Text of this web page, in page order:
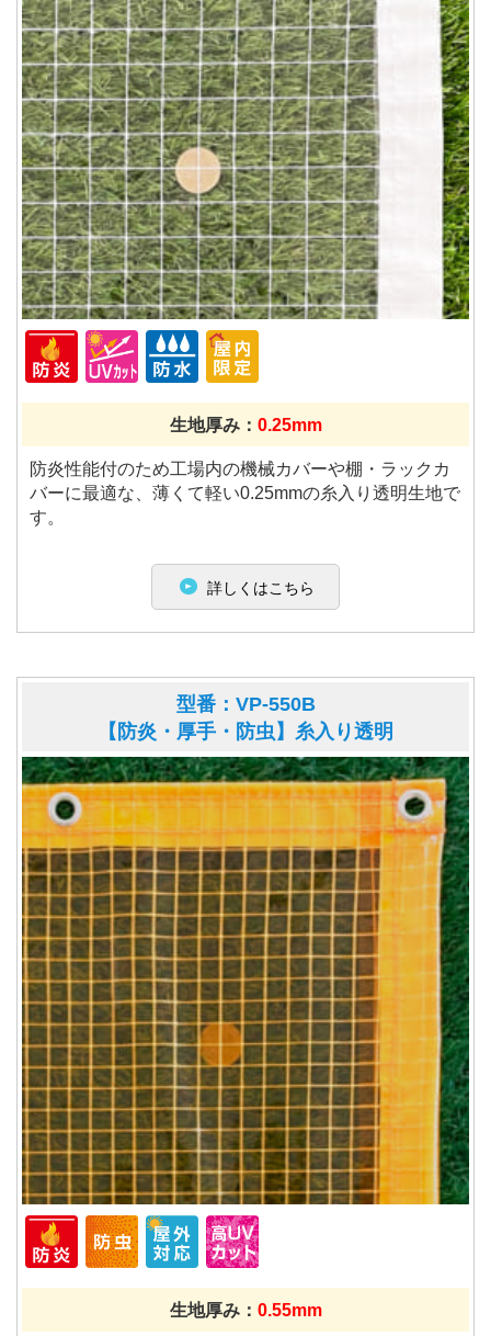
生地厚み： 0.25mm
防炎性能付のため工場内の機械カバーや棚・ラックカ
バーに最適な、薄くて軽い0.25mmの糸入り透明生地で
す。
詳しくはこちら
型番：VP-550B
【防炎・厚手・防虫】糸入り透明
生地厚み： 0.55mm